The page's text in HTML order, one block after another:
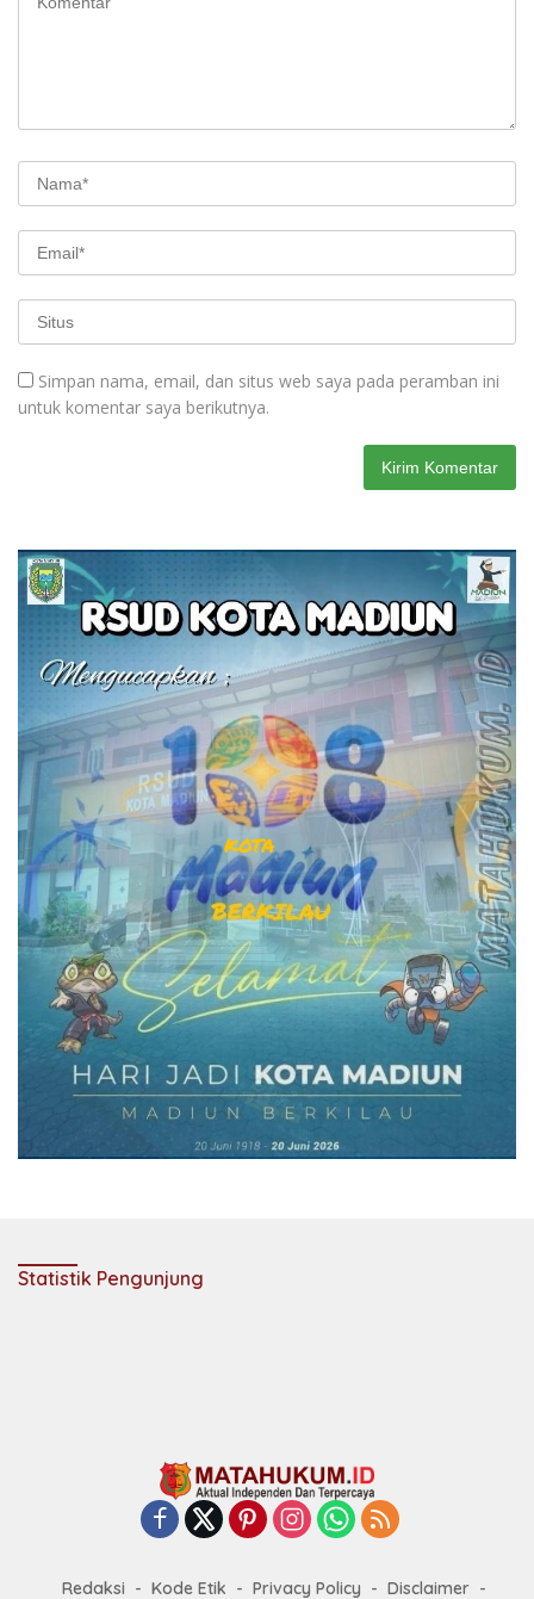
Simpan nama, email, dan situs web saya pada peramban ini
untuk komentar saya berikutnya.
Statistik Pengunjung
Redaksi Kode Etik Privacy Policy Disclaimer